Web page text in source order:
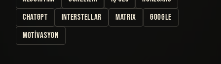
CHATGPT
INTERSTELLAR MATRIX
GOOGLE
MOTIVASYON